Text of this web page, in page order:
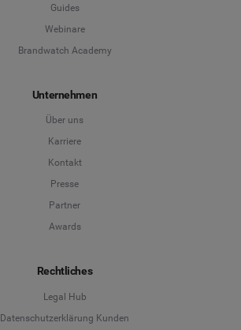
Guides
Webinare
Brandwatch Academy
Unternehmen
Über uns
Karriere
Kontakt
Presse
Partner
Awards
Rechtliches
Legal Hub
Datenschutzerklärung Kunden